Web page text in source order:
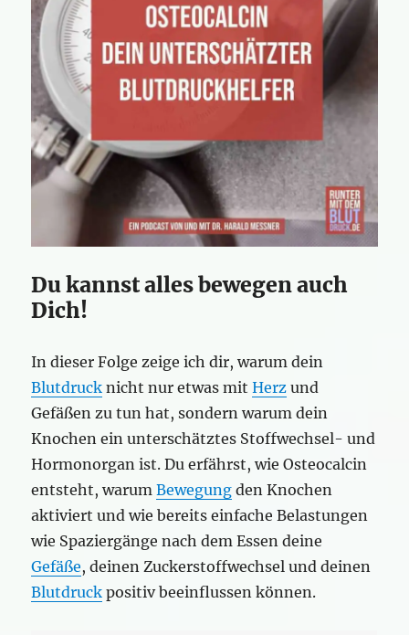
Du kannst alles bewegen auch
Dich!
In dieser Folge zeige ich dir, warum dein
Blutdruck nicht nur etwas mitHerz und
Gefäßen zu tun hat, sondern warum dein
Knochen ein unterschätztes Stoffwechsel- und
Hormonorgan ist. Du erfährst, wie Osteocalcin
entsteht, warumBewegung den Knochen
aktiviert und wie bereits einfache Belastungen
wie Spaziergänge nach dem Essen deine
Gefäße, deinen Zuckerstoffwechsel und deinen
Blutdruck positiv beeinflussen können.